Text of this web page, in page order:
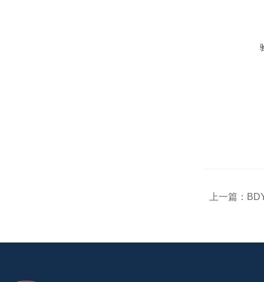
上一篇：